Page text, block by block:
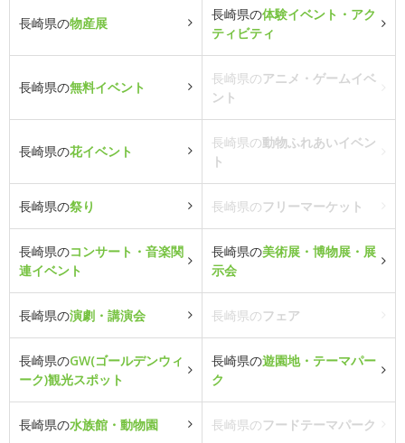
長崎県の物産展
長崎県の体験イベント・アク
ティビティ
長崎県の無料イベント
長崎県のアニメ・ゲームイベ
ント
長崎県の花イベント
長崎県の動物ふれあいイベン
ト
長崎県の祭り 長崎県のフリーマーケット
長崎県のコンサート・音楽関
連イベント
長崎県の美術展・博物展・展
示会
長崎県の演劇・講演会 長崎県のフェア
長崎県のGW(ゴールデンウィ
ーク)観光スポット
長崎県の遊園地・テーマパー
ク
長崎県の水族館・動物園 長崎県のフードテーマパーク